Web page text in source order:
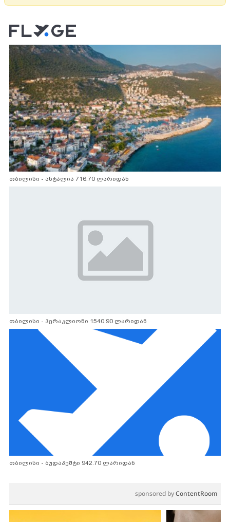
თბილისი - ანტალია 716.70 ლარიდან
თბილისი - ჰერაკლიონი 1540.90 ლარიდან
თბილისი - ბუდაპეშტი 942.70 ლარიდან
sponsored byContentRoom